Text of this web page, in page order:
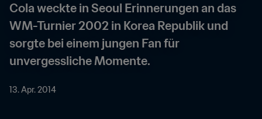
Cola weckte in Seoul Erinnerungen an das
WM-Turnier 2002 in Korea Republik und
sorgte bei einem jungen Fan für
unvergessliche Momente.
13. Apr. 2014